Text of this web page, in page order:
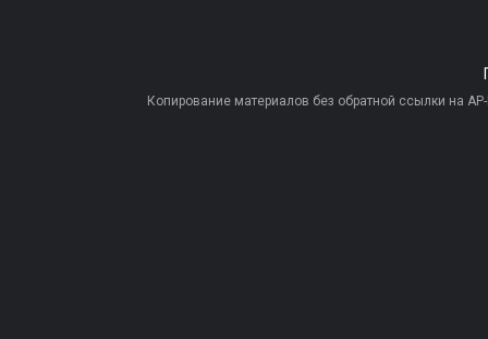
Копирование материалов без обратной ссылки на